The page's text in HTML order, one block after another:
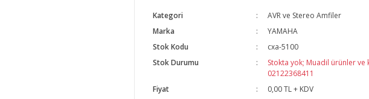
Kategori
AVR ve Stereo Amfiler
Marka
YAMAHA
Stok Kodu
cxa-5100
Stok Durumu
Stokta yok; Muadil ürünler
02122368411
Fiyat
0,00 TL + KDV